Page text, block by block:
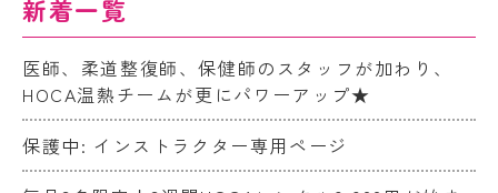
新着一覧
医師、柔道整復師、保健師のスタッフが加わり、
HOCA温熱チームが更にパワーアップ★
保護中: インストラクター専用ページ